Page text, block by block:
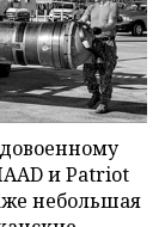
и Patriot
небольшая